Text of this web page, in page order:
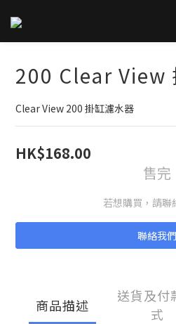
200 Clear View
Clear View 200 掛缸濾水器
HK$168.00
售完
若想購買，請聯
聯絡我們
商品描述
送貨及付
式